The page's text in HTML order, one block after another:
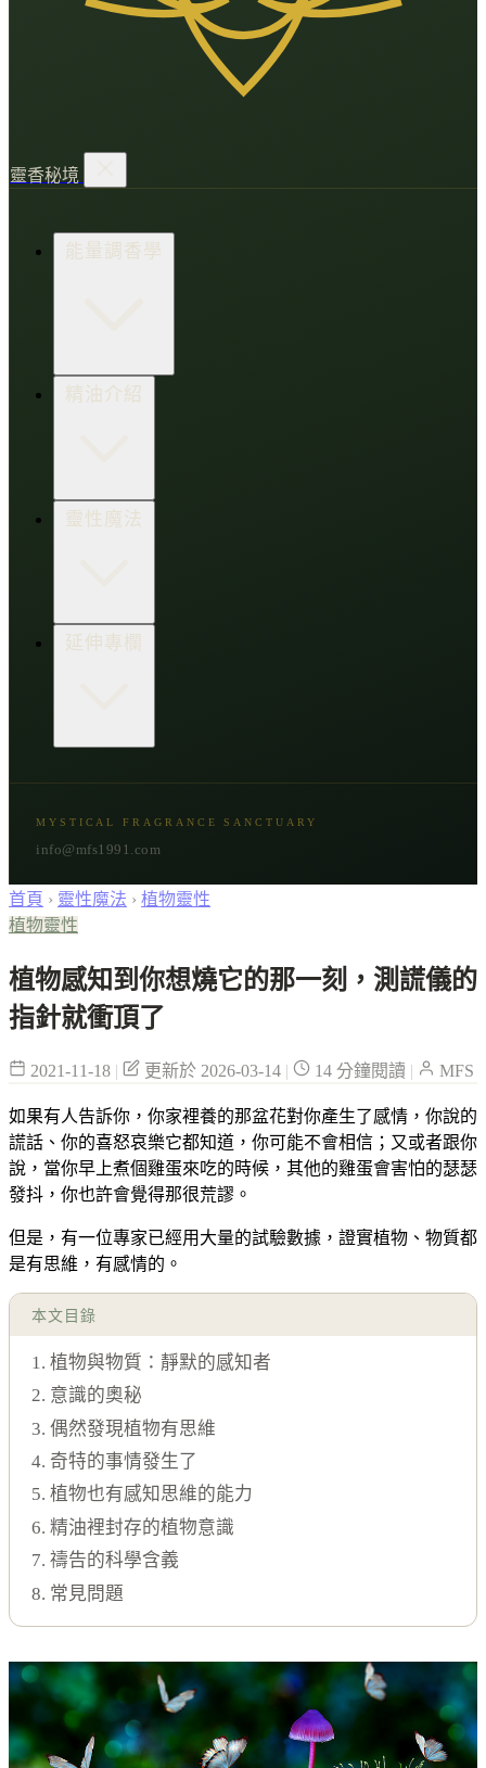
靈香秘境
能量調香學
香氛調頻術
生活點子王
精油介紹
木質類
樹脂類
靈性魔法
顯化與吸引力
延伸專欄
古文明與神話
節氣與民俗
MYSTICAL FRAGRANCE SANCTUARY
info@mfs1991.com
首頁 › 靈性魔法 › 植物靈性
植物靈性
植物感知到你想燒它的那一刻，測謊儀的
指針就衝頂了
2021-11-18 | 更新於 2026-03-14 | 14 分鐘閱讀 | MFS
如果有人告訴你，你家裡養的那盆花對你產生了感情，你說的
謊話、你的喜怒哀樂它都知道，你可能不會相信；又或者跟你
說，當你早上煮個雞蛋來吃的時候，其他的雞蛋會害怕的瑟瑟
發抖，你也許會覺得那很荒謬。
但是，有一位專家已經用大量的試驗數據，證實植物、物質都
是有思維，有感情的。
本文目錄
1. 植物與物質：靜默的感知者
2. 意識的奧秘
3. 偶然發現植物有思維
4. 奇特的事情發生了
5. 植物也有感知思維的能力
6. 精油裡封存的植物意識
7. 禱告的科學含義
8. 常見問題